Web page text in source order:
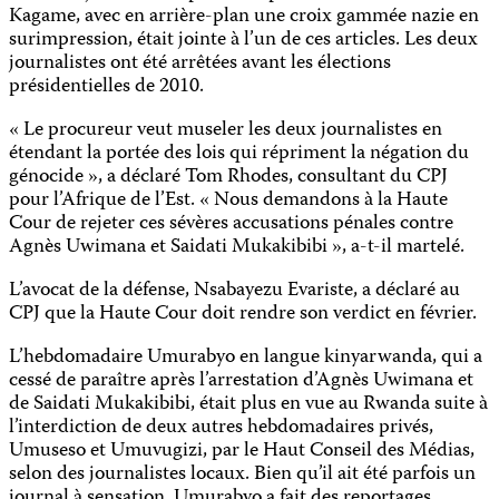
Kagame, avec en arrière-plan une croix gammée nazie en
surimpression, était jointe à l’un de ces articles. Les deux
journalistes ont été arrêtées avant les élections
présidentielles de 2010.
« Le procureur veut museler les deux journalistes en
étendant la portée des lois qui répriment la négation du
génocide », a déclaré Tom Rhodes, consultant du CPJ
pour l’Afrique de l’Est. « Nous demandons à la Haute
Cour de rejeter ces sévères accusations pénales contre
Agnès Uwimana et Saidati Mukakibibi », a-t-il martelé.
L’avocat de la défense, Nsabayezu Evariste, a déclaré au
CPJ que la Haute Cour doit rendre son verdict en février.
L’hebdomadaire Umurabyo en langue kinyarwanda, qui a
cessé de paraître après l’arrestation d’Agnès Uwimana et
de Saidati Mukakibibi, était plus en vue au Rwanda suite à
l’interdiction de deux autres hebdomadaires privés,
Umuseso et Umuvugizi, par le Haut Conseil des Médias,
selon des journalistes locaux. Bien qu’il ait été parfois un